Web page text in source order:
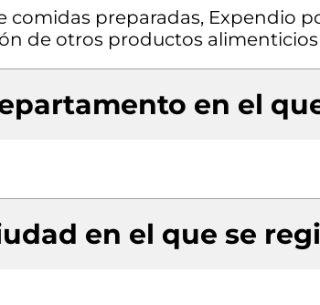
comidas preparadas, Expendio
de otros productos alimenticios
en el
en el que se